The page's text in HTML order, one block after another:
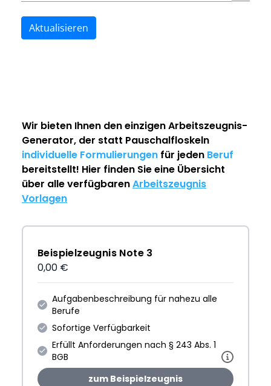
Aktualisieren
Wir bieten Ihnen den einzigenArbeitszeugnis-
Generator, der statt Pauschalfloskeln
individuelle Formulierungen für jeden Beruf
bereitstellt! Hier finden Sie eine Übersicht
über alle verfügbarenArbeitszeugnis
Vorlagen
Beispielzeugnis Note 3
0,00 €
Aufgabenbeschreibung für nahezu alle
Berufe
Sofortige Verfügbarkeit
Erfüllt Anforderungen nach § 243 Abs. 1
BGB
zum Beispielzeugnis